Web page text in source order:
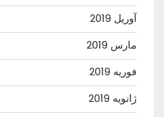
آوریل 2019
مارس 2019
فوریه 2019
ژانویه 2019